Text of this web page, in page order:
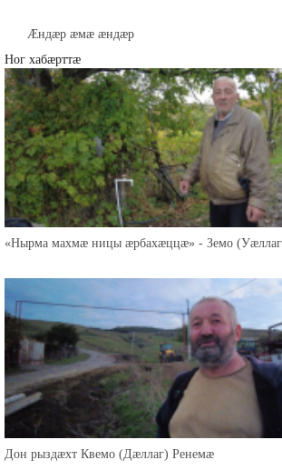
Æндæр æмæ æндæр
Ног хабæрттæ
«Нырма махмæ ницы æрбахæццæ» - Земо
Дон рыздæхт Квемо (Дæллаг) Ренемæ